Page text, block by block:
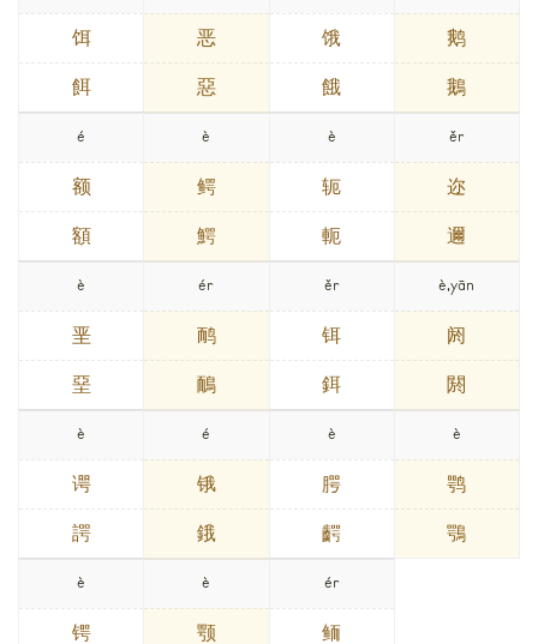
饵
餌
恶
惡
饿
餓
鹅
鵝
é
额
額
è
鳄
鰐
è
轭
軛
ěr
迩
邇
è
垩
堊
ér
鸸
鴯
ěr
铒
鉺
è,yān
阏
閼
è
谔
諤
é
锇
鋨
è
腭
齶
è
鹗
鶚
è
锷
è
颚
ér
鲕